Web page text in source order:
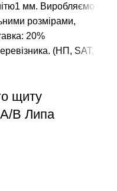
мм. Виробляємо
розмірами,
20%
(НП, SAT,
щиту
В Липа